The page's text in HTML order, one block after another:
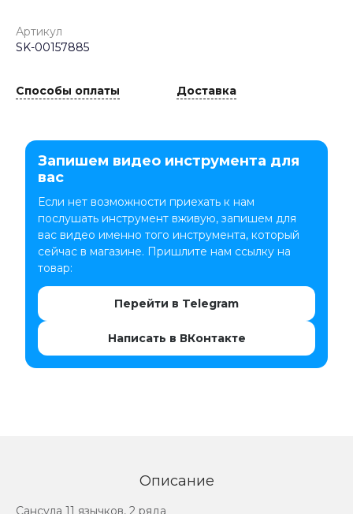
Артикул
SK-00157885
Способы оплаты Доставка
Запишем видео инструмента для
вас
Если нет возможности приехать к нам
послушать инструмент вживую, запишем для
вас видео именно того инструмента, который
сейчас в магазине. Пришлите нам ссылку на
товар:
Перейти в Telegram
Написать в ВКонтакте
Описание
Сансула 11 язычков, 2 ряда